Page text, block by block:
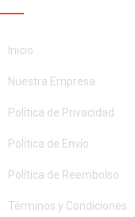
Inicio
Nuestra Empresa
Política de Privacidad
Política de Envío
Política de Reembolso
Términos y Condiciones